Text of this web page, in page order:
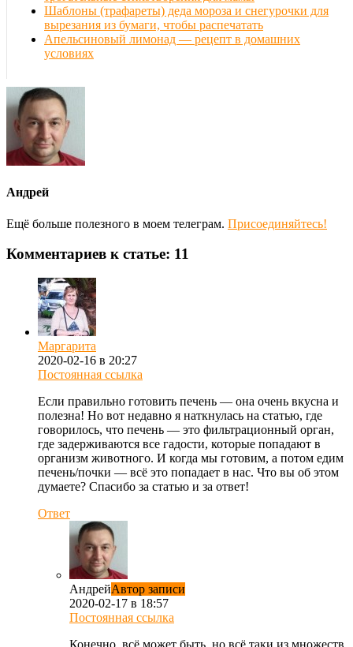
Шаблоны (трафареты) деда мороза и снегурочки для
вырезания из бумаги, чтобы распечатать
Апельсиновый лимонад — рецепт в домашних
условиях
Андрей
Ещё больше полезного в моем телеграм. Присоединяйтесь!
Комментариев к статье: 11
Маргарита
2020-02-16 в 20:27
Постоянная ссылка
Если правильно готовить печень — она очень вкусна и
полезна! Но вот недавно я наткнулась на статью, где
говорилось, что печень — это фильтрационный орган,
где задерживаются все гадости, которые попадают в
организм животного. И когда мы готовим, а потом едим
печень/почки — всё это попадает в нас. Что вы об этом
думаете? Спасибо за статью и за ответ!
Ответ
АндрейАвтор записи
2020-02-17 в 18:57
Постоянная ссылка
Конечно, всё может быть, но всё таки из множеств